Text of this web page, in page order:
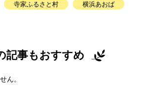
寺家ふるさと村 横浜あおば
記事もおすすめ
ん。